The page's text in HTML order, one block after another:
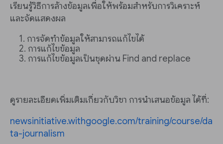
เรียนรู้วิธีการล้างข้อมูลเพื่อให้พร้อมสำหรับการวิเคราะห์
และจัดแสดงผล
การจัดทำข้อมูลให้สามารถแก้ไขได้
การแก้ไขข้อมูล
การแก้ไขข้อมูลเป็นชุดผ่าน Find and replace
ดูรายละเอียดเพิ่มเติมเกี่ยวกับวิชา การนำเสนอข้อมูล ได้ที่:
newsinitiative.withgoogle.com/training/course/da
ta-journalism